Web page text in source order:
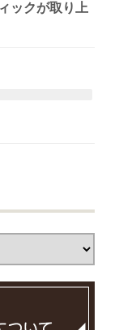
ックが取り上